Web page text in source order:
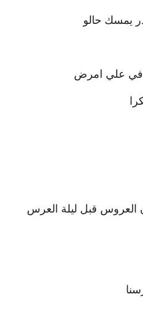
يمسك حالو
علي امرض
العروس قبل ليلة العرس